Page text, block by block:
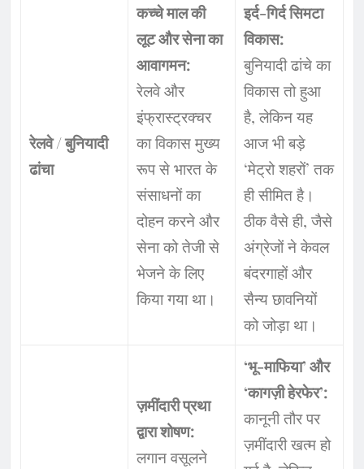
रेलवे / बुनियादी
ढांचा
कच्चे माल की
लूट और सेना का
आवागमन:
रेलवे और
इंफ्रास्ट्रक्चर
का विकास मुख्य
रूप से भारत के
संसाधनों का
दोहन करने और
सेना को तेजी से
भेजने के लिए
किया गया था।
इर्द-गिर्द सिमटा
विकास:
बुनियादी ढांचे का
विकास तो हुआ
है, लेकिन यह
आज भी बड़े
‘मेट्रो शहरों’ तक
ही सीमित है।
ठीक वैसे ही, जैसे
अंग्रेजों ने केवल
बंदरगाहों और
सैन्य छावनियों
को जोड़ा था।
ज़मींदारी प्रथा
द्वारा शोषण:
लगान वसूलने
‘भू-माफिया’ और
‘कागज़ी हेरफेर’:
कानूनी तौर पर
ज़मींदारी खत्म हो